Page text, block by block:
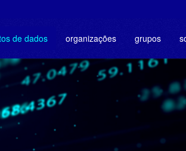
de dados organizações grupos